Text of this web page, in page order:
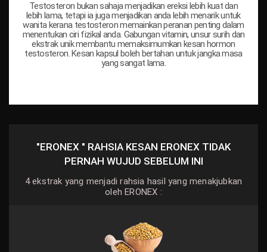
Testosteron bukan sahaja menjadikan ereksi lebih kuat dan
lebih lama, tetapi ia juga menjadikan anda lebih menarik untuk
wanita kerana testosteron memainkan peranan penting dalam
menentukan ciri fizikal anda. Gabungan vitamin, unsur surih dan
ekstrak unik membantu memaksimumkan kesan hormon
testosteron. Kesan kapsul boleh bertahan untuk jangka masa
yang sangat lama.
"ERONEX " RAHSIA KESAN ERONEX TIDAK
PERNAH WUJUD SEBELUM INI
4 ekstrak yang menjadi rahsia hasil yang menakjubkan
oleh ERONEX :